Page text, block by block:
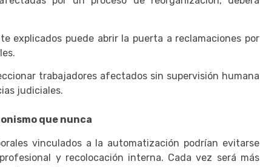
explicados puede abrir la puerta a reclamaciones por
trabajadores afectados sin supervisión humana
judiciales.
que nunca
vinculados a la automatización podrían evitarse
y recolocación interna. Cada vez será más